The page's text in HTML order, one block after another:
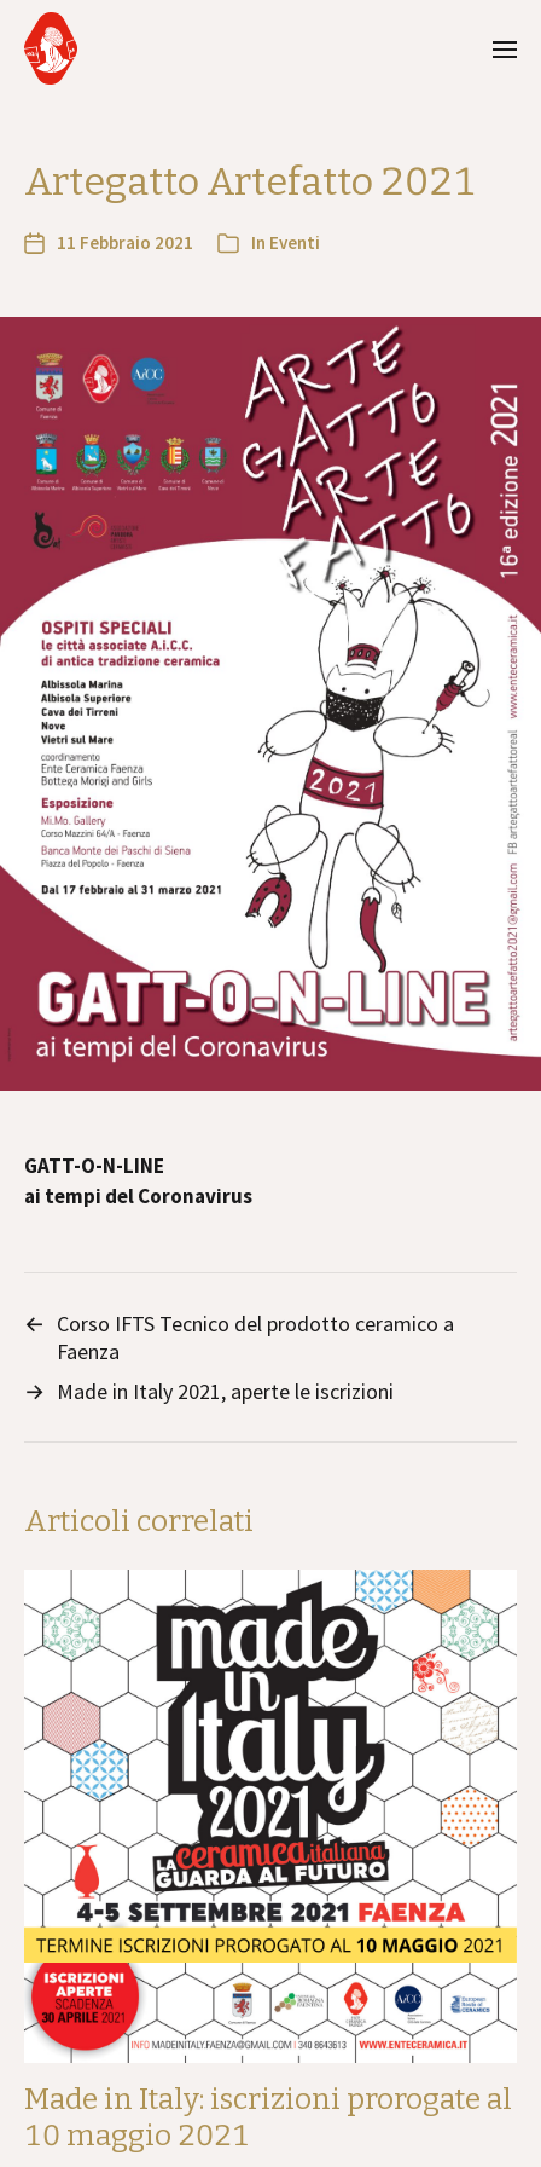
Artegatto Artefatto 2021
11 Febbraio 2021 In Eventi
GATT-O-N-LINE
ai tempi del Coronavirus
← Corso IFTS Tecnico del prodotto ceramico a
Faenza
→ Made in Italy 2021, aperte le iscrizioni
Articoli correlati
Made in Italy: iscrizioni prorogate al
10 maggio 2021